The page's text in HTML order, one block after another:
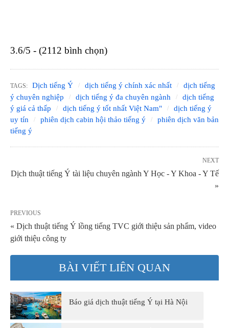
3.6/5 - (2112 bình chọn)
TAGS: Dịch tiếng Ý dịch tiếng ý chính xác nhất
dịch tiếng
ý chuyên nghiệp
dịch tiếng ý đa chuyên ngành
dịch tiếng
ý giá cả thấp
dịch tiếng ý tốt nhất Việt Nam"
dịch tiếng ý
uy tín
phiên dịch cabin hội thảo tiếng ý
phiên dịch văn bản
tiếng ý
NEXT
Dịch thuật tiếng Ý tài liệu chuyên ngành Y Học - Y Khoa - Y Tế
»
PREVIOUS
« Dịch thuật tiếng Ý lồng tiếng TVC giới thiệu sản phẩm, video
giới thiệu công ty
BÀI VIẾT LIÊN QUAN
Báo giá dịch thuật tiếng Ý tại Hà Nội